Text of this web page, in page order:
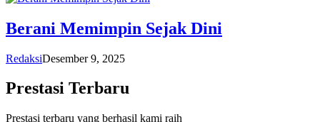
Berani Memimpin Sejak Dini
RedaksiDesember 9, 2025
Prestasi Terbaru
Prestasi terbaru yang berhasil kami raih